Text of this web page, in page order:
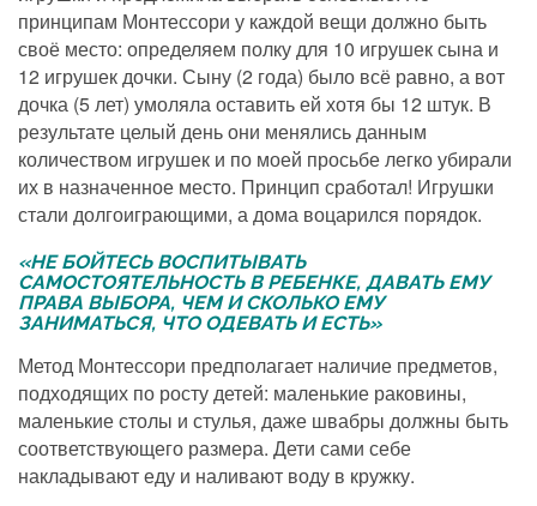
принципам Монтессори у каждой вещи должно быть
своё место: определяем полку для 10 игрушек сына и
12 игрушек дочки. Сыну (2 года) было всё равно, а вот
дочка (5 лет) умоляла оставить ей хотя бы 12 штук. В
результате целый день они менялись данным
количеством игрушек и по моей просьбе легко убирали
их в назначенное место. Принцип сработал! Игрушки
стали долгоиграющими, а дома воцарился порядок.
«НЕ БОЙТЕСЬ ВОСПИТЫВАТЬ
САМОСТОЯТЕЛЬНОСТЬ В РЕБЕНКЕ, ДАВАТЬ ЕМУ
ПРАВА ВЫБОРА, ЧЕМ И СКОЛЬКО ЕМУ
ЗАНИМАТЬСЯ, ЧТО ОДЕВАТЬ И ЕСТЬ»
Метод Монтессори предполагает наличие предметов,
подходящих по росту детей: маленькие раковины,
маленькие столы и стулья, даже швабры должны быть
соответствующего размера. Дети сами себе
накладывают еду и наливают воду в кружку.